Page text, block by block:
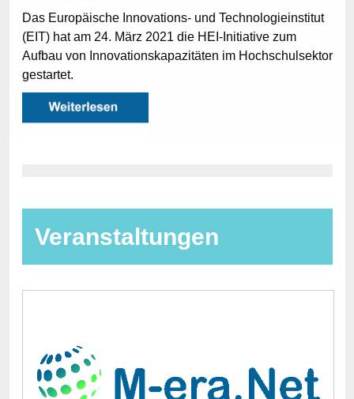
Das Europäische Innovations- und Technologieinstitut
(EIT) hat am 24. März 2021 die HEI-Initiative zum
Aufbau von Innovationskapazitäten im Hochschulsektor
gestartet.
Veranstaltungen